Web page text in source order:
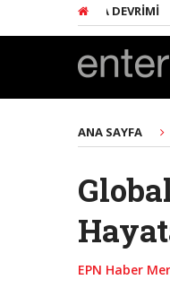
ZEKA DEVRIMI
ANA SAYFA
EPN Haber